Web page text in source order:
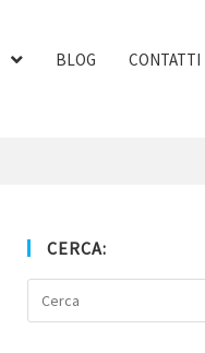
BLOG CONTATTI
CERCA: